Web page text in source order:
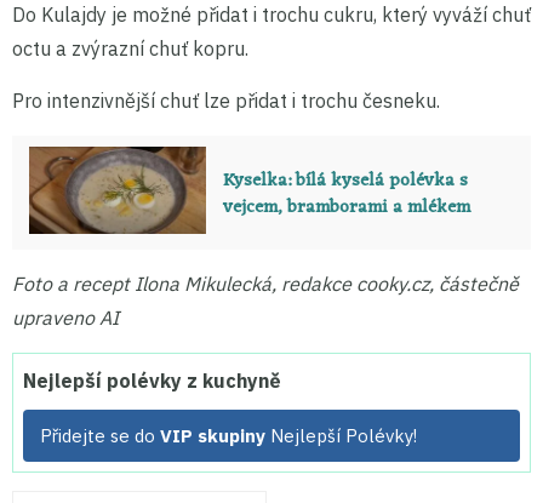
Do Kulajdy je možné přidat i trochu cukru, který vyváží chuť
octu a zvýrazní chuť kopru.
Pro intenzivnější chuť lze přidat i trochu česneku.
Kyselka: bílá kyselá polévka s
vejcem, bramborami a mlékem
Foto a recept Ilona Mikulecká, redakce cooky.cz, částečně
upraveno AI
Nejlepší polévky z kuchyně
Přidejte se do VIP skupiny Nejlepší Polévky!